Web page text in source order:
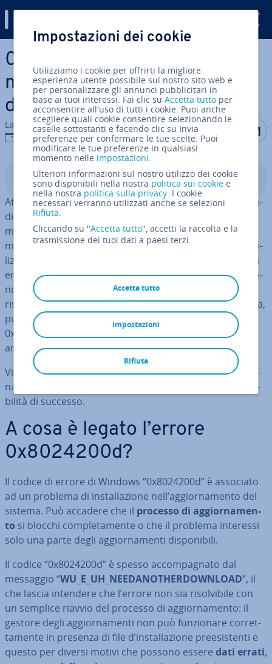
Vai al contenuto prin­ci­pa­le
0x8024200d: le soluzioni
migliori per risolvere l’errore
di Windows Update
La redazione di IONOS
31 lug 2020
Condividi
Indice
Affinché Windows sia il più possibile sicuro e stabile è in­
di­spen­sa­bi­le scaricare e in­stal­la­re, au­to­ma­ti­ca­men­te o
ma­nual­men­te, gli ultimi ag­gior­na­men­ti di­spo­ni­bi­li in
modo tem­pe­sti­vo tramite l’Update Center
. Se non si uti­
liz­za­no queste opzioni di ag­gior­na­men­to del sistema, gli
errori resi noti e le falle di sicurezza in­di­vi­dua­te per­si­sto­
no, espo­nen­do­vi inu­til­men­te a problemi di sistema e
rischi per la sicurezza. La si­tua­zio­ne è ugual­men­te critica,
pur di­pen­den­do meno da voi, quando errori come
0x8024200d im­pe­di­sco­no il processo di ag­gior­na­men­to
anche dopo un riavvio del computer.
Vi mo­stre­re­mo in cosa consiste questo errore di ag­gior­
na­men­to e quali sono le soluzioni che hanno più pro­ba­
bi­li­tà di successo.
A cosa è legato l’errore
0x8024200d?
Il codice di errore di Windows “0x8024200d” è associato
ad un problema di in­stal­la­zio­ne nell’ag­gior­na­men­to del
sistema. Può accadere che il processo di ag­gior­na­men­
to si blocchi com­ple­ta­men­te o che il problema interessi
solo una parte degli ag­gior­na­men­ti di­spo­ni­bi­li.
Il codice “0x8024200d” è spesso ac­com­pa­gna­to dal
messaggio “WU_E_UH_NEE­DA­NO­THER­DO­WN­LOAD”, il
che lascia intendere che l’errore non sia ri­sol­vi­bi­le con
un semplice riavvio del processo di ag­gior­na­men­to: il
gestore degli ag­gior­na­men­ti non può fun­zio­na­re cor­ret­
ta­men­te in presenza di file d’in­stal­la­zio­ne pre­e­si­sten­ti e
questo per diversi motivi che possono essere dati errati,
Impostazioni dei cookie
Utilizziamo i cookie per offrirti la migliore
esperienza utente possibile sul nostro sito web e
per personalizzare gli annunci pubblicitari in
base ai tuoi interessi. Fai clic suAccetta tutto per
acconsentire all'uso di tutti i cookie. Puoi anche
scegliere quali cookie consentire selezionando le
caselle sottostanti e facendo clic su Invia
preferenze per confermare le tue scelte. Puoi
modificare le tue preferenze in qualsiasi
momento nelle impostazioni.
Ulteriori informazioni sul nostro utilizzo dei cookie
sono disponibili nella nostra politica sui cookie e
nella nostra politica sulla privacy. I cookie
necessari verranno utilizzati anche se selezioni
Rifiuta.
Cliccando su "Accetta tutto", accetti la raccolta e la
trasmissione dei tuoi dati a paesi terzi.
Accetta tutto
Rifiuta
impostazioni